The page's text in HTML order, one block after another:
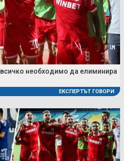
необходимо да елиминира
ЕКСПЕРТЪТ ГОВОРИ